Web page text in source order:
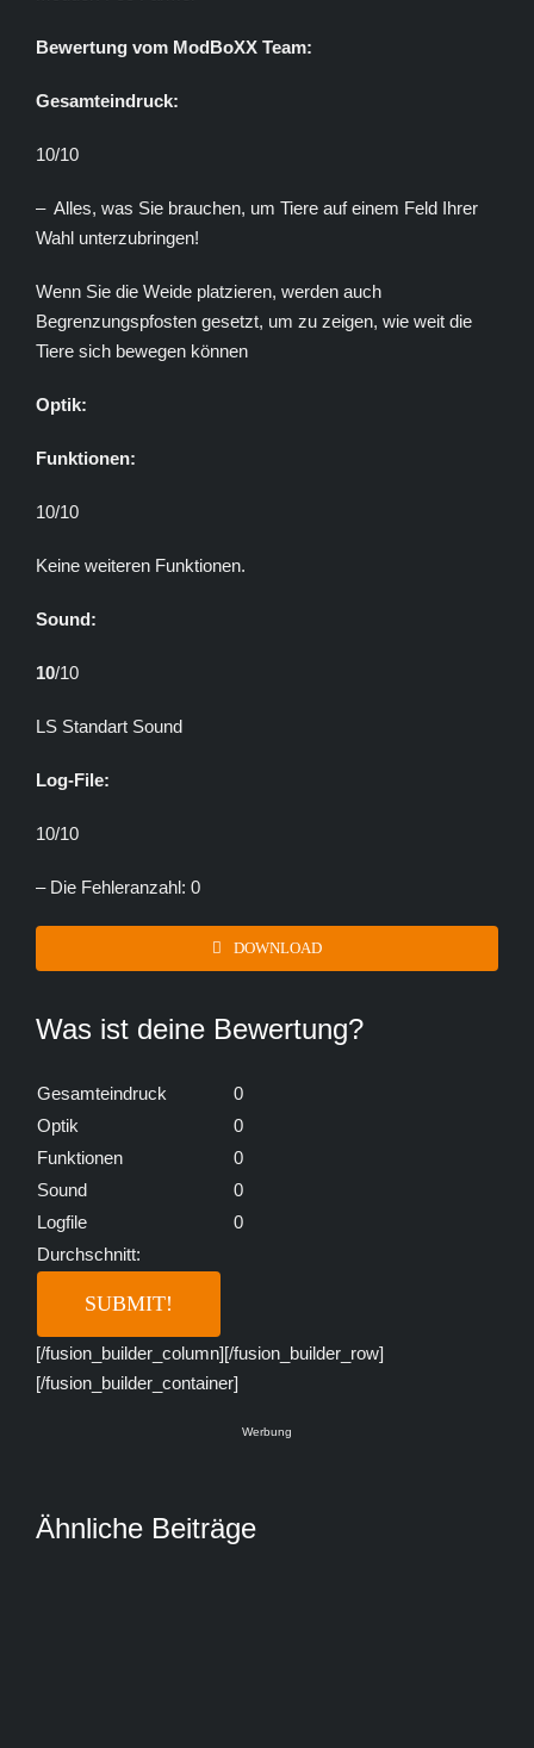
Bewertung vom ModBoXX Team:
Gesamteindruck:
10/10
– Alles, was Sie brauchen, um Tiere auf einem Feld Ihrer
Wahl unterzubringen!
Wenn Sie die Weide platzieren, werden auch
Begrenzungspfosten gesetzt, um zu zeigen, wie weit die
Tiere sich bewegen können
Optik:
Funktionen:
10/10
Keine weiteren Funktionen.
Sound:
10/10
LS Standart Sound
Log-File:
10/10
– Die Fehleranzahl: 0
DOWNLOAD
Was ist deine Bewertung?
Gesamteindruck
0
Optik
0
Funktionen
0
Sound
0
Logfile
0
Durchschnitt:
[/fusion_builder_column][/fusion_builder_row]
[/fusion_builder_container]
Werbung
Ähnliche Beiträge